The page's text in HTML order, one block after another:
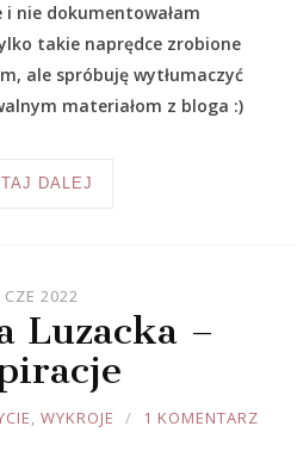
i nie dokumentowałam
takie naprędce zrobione
ale spróbuję wytłumaczyć
materiałom z bloga :)
DALEJ
CZE 2022
Luzacka –
, WYKROJE 1 KOMENTARZ